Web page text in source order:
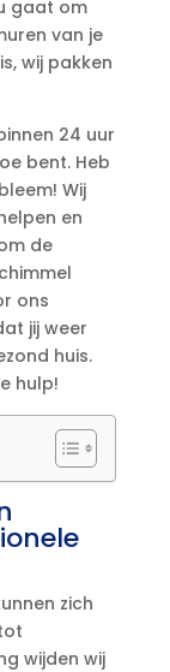
gaat om
van je
wij pakken
24 uur
bent.​ Heb
Wij
en
de
ons
jij weer
huis.​
hulp!
zich
wijden wij